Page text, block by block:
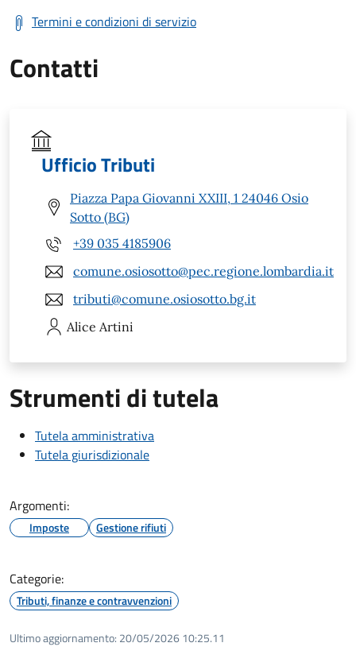
Termini e condizioni di servizio
Contatti
Ufficio Tributi
Piazza Papa Giovanni XXIII, 1 24046 Osio
Sotto (BG)
+39 035 4185906
comune.osiosotto@pec.regione.lombardia.it
tributi@comune.osiosotto.bg.it
Alice Artini
Strumenti di tutela
Tutela amministrativa
Tutela giurisdizionale
Argomenti:
Imposte Gestione rifiuti
Categorie:
Tributi, finanze e contravvenzioni
Ultimo aggiornamento: 20/05/2026 10:25.11